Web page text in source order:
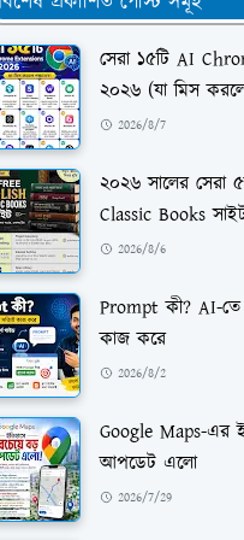
সেরা ১৫টি AI
২০২৬ (যা মিস
2026/8/7
২০২৬ সালের সেরা
Classic Books
2026/8/6
Prompt কী? AI-তে
কাজ করে
2026/8/2
Google Maps-এর
আপডেট এলো
2026/7/29